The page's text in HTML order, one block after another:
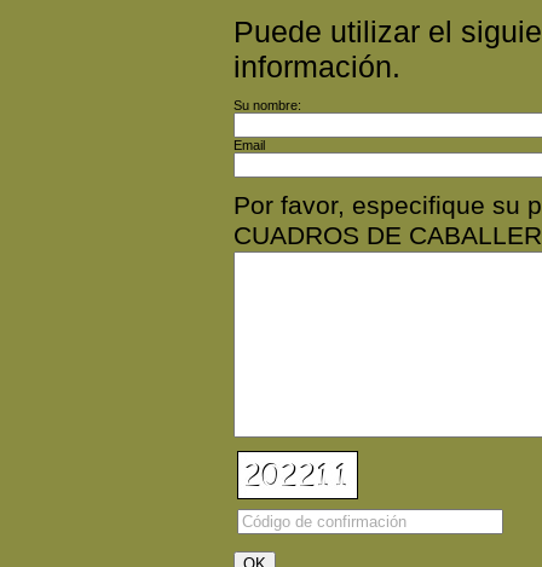
Puede utilizar el
información.
Su nombre:
Email
Por favor, especifique su
CUADROS DE